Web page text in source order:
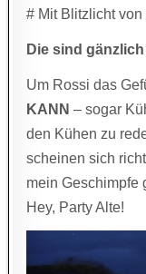
# Mit Blitzlicht
Die sind
Um Rossi das
KANN – sogar
den Kühen zu
scheinen sich
mein Geschimpfe
Hey, Party Alte!